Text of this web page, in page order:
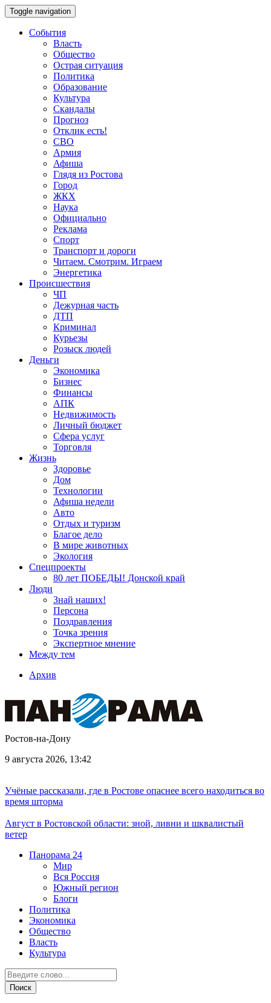
Toggle navigation
События
Власть
Общество
Острая ситуация
Политика
Образование
Культура
Скандалы
Прогноз
Отклик есть!
СВО
Армия
Афиша
Глядя из Ростова
Город
ЖКХ
Наука
Официально
Реклама
Спорт
Транспорт и дороги
Читаем. Смотрим. Играем
Энергетика
Происшествия
ЧП
Дежурная часть
ДТП
Криминал
Курьезы
Розыск людей
Деньги
Экономика
Бизнес
Финансы
АПК
Недвижимость
Личный бюджет
Сфера услуг
Торговля
Жизнь
Здоровье
Дом
Технологии
Афиша недели
Авто
Отдых и туризм
Благое дело
В мире животных
Экология
Спецпроекты
80 лет ПОБЕДЫ! Донской край
Люди
Знай наших!
Персона
Поздравления
Точка зрения
Экспертное мнение
Между тем
Архив
Ростов-на-Дону
9 августа 2026, 13:42
Учёные рассказали, где в Ростове опаснее всего находиться во
время шторма
Август в Ростовской области: зной, ливни и шквалистый
ветер
Панорама 24
Мир
Вся Россия
Южный регион
Блоги
Политика
Экономика
Общество
Власть
Культура